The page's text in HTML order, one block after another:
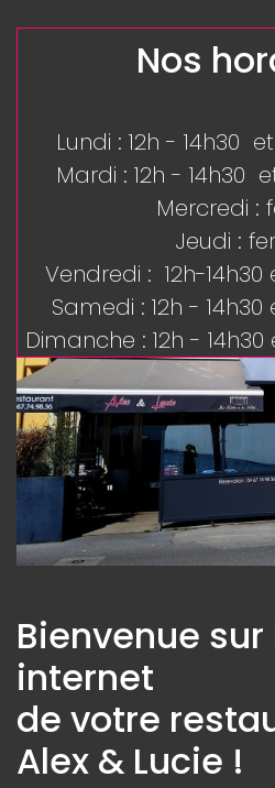
Nos
Lundi : 12h - 14h30
Mardi : 12h - 14h30
Mercredi :
Jeudi :
Vendredi : 12h-14h30
Samedi : 12h - 14h30
Dimanche : 12h -
Bienvenue
internet
de votre
Alex & Lucie !